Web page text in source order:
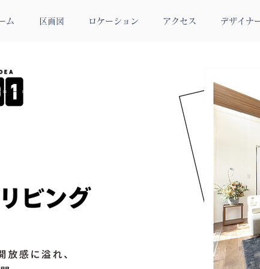
ム 区画図 ロケーション アクセス デザイナ